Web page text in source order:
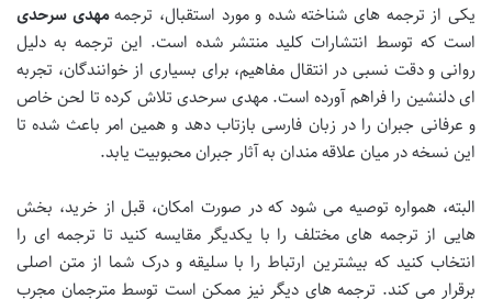
یکی از ترجمه های شناخته شده و مورد استقبال، ترجمهمهدی سرحدی
است که توسط انتشارات کلید منتشر شده است. این ترجمه به دلیل
روانی و دقت نسبی در انتقال مفاهیم، برای بسیاری از خوانندگان، تجربه
ای دلنشین را فراهم آورده است. مهدی سرحدی تلاش کرده تا لحن خاص
و عرفانی جبران را در زبان فارسی بازتاب دهد و همین امر باعث شده تا
این نسخه در میان علاقه مندان به آثار جبران محبوبیت یابد.
البته، همواره توصیه می شود که در صورت امکان، قبل از خرید، بخش
هایی از ترجمه های مختلف را با یکدیگر مقایسه کنید تا ترجمه ای را
انتخاب کنید که بیشترین ارتباط را با سلیقه و درک شما از متن اصلی
برقرار می کند. ترجمه های دیگر نیز ممکن است توسط مترجمان مجرب